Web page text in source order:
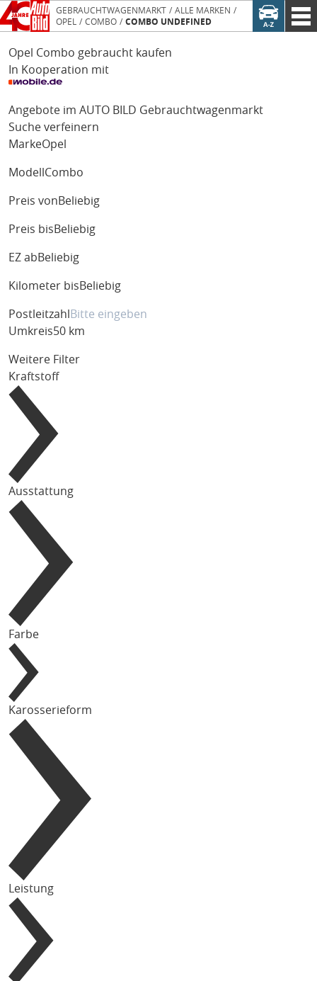
GEBRAUCHTWAGENMARKT
ALLE MARKEN
OPEL
COMBO COMBO UNDEFINED
Opel Combo gebraucht kaufen
In Kooperation mit
Angebote im AUTO BILD Gebrauchtwagenmarkt
Suche verfeinern
MarkeOpel
Modell Combo
Preis von Beliebig
Preis bis Beliebig
EZ ab Beliebig
Kilometer bis Beliebig
Postleitzahl
Umkreis50 km
Weitere Filter
Kraftstoff
Ausstattung
Farbe
Karosserieform
Leistung